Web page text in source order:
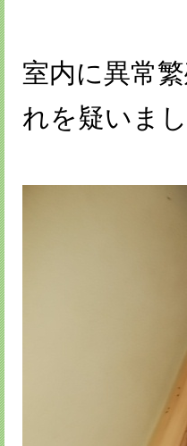
室内に異常
れを疑いま